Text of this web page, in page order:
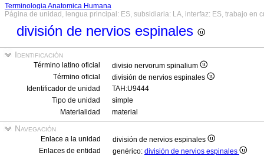
Terminologia Anatomica Humana
Página de unidad, lengua principal: ES, subsidiaria: LA, interfaz: ES, trabajo en
división de nervios espinales
Identificación
Término latino oficial
divisio nervorum spinalium
Término oficial
división de nervios espinales
Identificador de unidad
TAH:U9444
Tipo de unidad
simple
Materialidad
material
Navegación
Enlace a la unidad
división de nervios espinales
Enlaces de entidad
genérico: división de nervios espinales